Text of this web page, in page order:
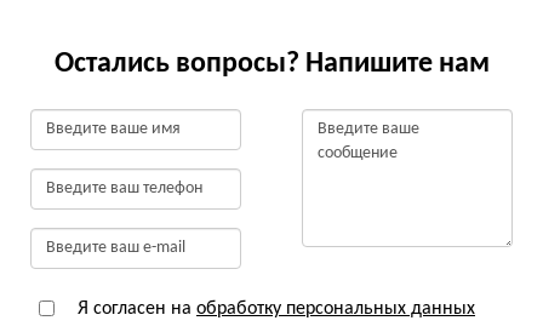
Остались вопросы? Напишите нам
Я согласен на обработку персональных данных